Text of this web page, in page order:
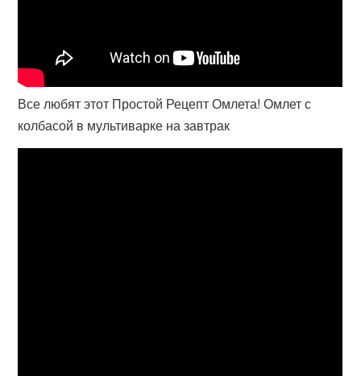
Все любят этот Простой Рецепт Омлета! Омлет с
колбасой в мультиварке на завтрак